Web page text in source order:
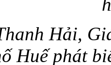
Hải,
Huế phát